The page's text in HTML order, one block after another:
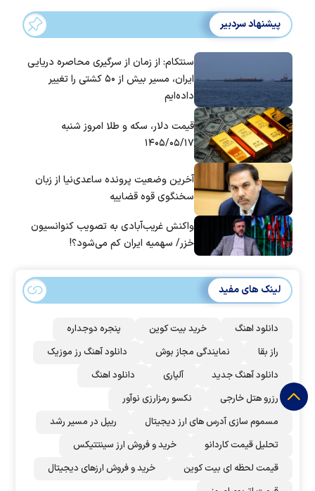
پیشنهاد سردبیر
سنتکام: از زمان از سرگیری محاصره دریایی
ایران، مسیر بیش از ۵۰ کشتی را تغییر
داده‌ایم
قیمت دلار، سکه و طلا امروز شنبه
۱۴۰۵/۰۵/۱۷
آخرین وضعیت پرونده ساعدی‌نیا از زبان
سخنگوی قوه قضاییه
واکنش غریب‌آبادی به تصویب کنوانسیون
خزر/ سهمیه ایران کم می‌شود؟!
لینک های مفید
دانلود اهنگ خرید بیت کوین
پنجره دوجداره
راز بقا
نمایندگی مجاز بوش
دانلود آهنگ رز‌ موزیک
دانلود آهنگ جدید
آلپاری
دانلود اهنگ
رزرو هتل خارجی
نکسو رمزارزی نوآور
مسموم سازی آدرس های ارز دیجیتال
ریپل در مسیر رشد
تحلیل قیمت کاردانو
خرید و فروش ارز سینتتیکس
قیمت لحظه ای بیت کوین
خرید و فروش ارزهای دیجیتال